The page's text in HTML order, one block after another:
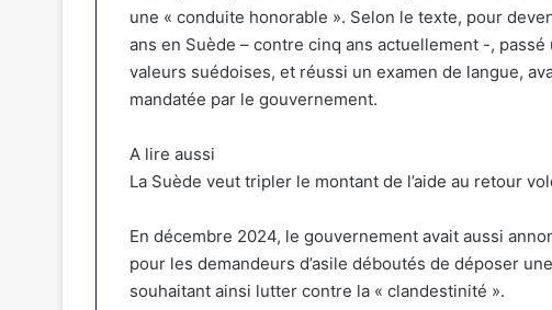
une « conduite honorable ». Selon le texte, pour
ans en Suède – contre cinq ans actuellement -,
valeurs suédoises, et réussi un examen de langue,
mandatée par le gouvernement.
A lire aussi
La Suède veut tripler le montant de l’aide au retour
En décembre 2024, le gouvernement avait aussi
pour les demandeurs d’asile déboutés de déposer
souhaitant ainsi lutter contre la « clandestinité ».